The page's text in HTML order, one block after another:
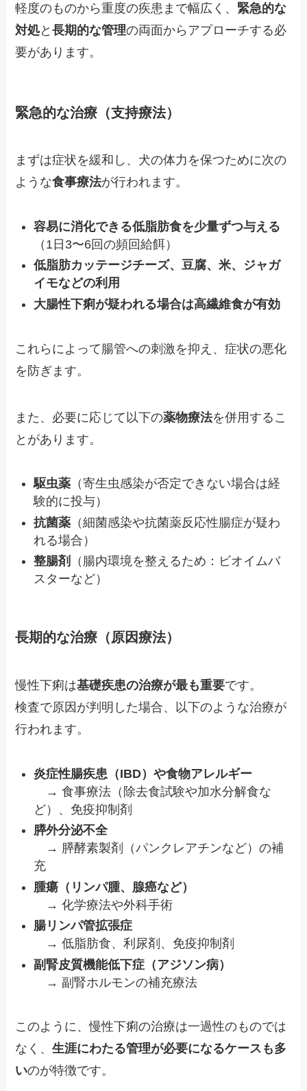
軽度のものから重度の疾患まで幅広く、 緊急的な
対処と長期的な管理の両面からアプローチする必
要があります。
緊急的な治療（支持療法）
まずは症状を緩和し、犬の体力を保つために次の
ような食事療法が行われます。
容易に消化できる低脂肪食を少量ずつ与える
（1日3〜6回の頻回給餌）
低脂肪カッテージチーズ、豆腐、米、ジャガ
イモなどの利用
大腸性下痢が疑われる場合は高繊維食が有効
これらによって腸管への刺激を抑え、症状の悪化
を防ぎます。
また、必要に応じて以下の薬物療法を併用するこ
とがあります。
駆虫薬 （寄生虫感染が否定できない場合は経
験的に投与）
抗菌薬 （細菌感染や抗菌薬反応性腸症が疑わ
れる場合）
整腸剤
（腸内環境を整えるため：ビオイムバ
スターなど）
長期的な治療（原因療法）
慢性下痢は基礎疾患の治療が最も重要です。
検査で原因が判明した場合、以下のような治療が
行われます。
炎症性腸疾患（IBD）や食物アレルギー
→ 食事療法（除去食試験や加水分解食な
ど）、免疫抑制剤
膵外分泌不全
→ 膵酵素製剤（パンクレアチンなど）の補
充
腫瘍（リンパ腫、腺癌など）
→ 化学療法や外科手術
腸リンパ管拡張症
→ 低脂肪食、利尿剤、免疫抑制剤
副腎皮質機能低下症（アジソン病）
→ 副腎ホルモンの補充療法
このように、慢性下痢の治療は一過性のものでは
なく、生涯にわたる管理が必要になるケースも多
いのが特徴です。